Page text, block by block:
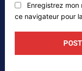
Enregistrez mon
ce navigateur pour